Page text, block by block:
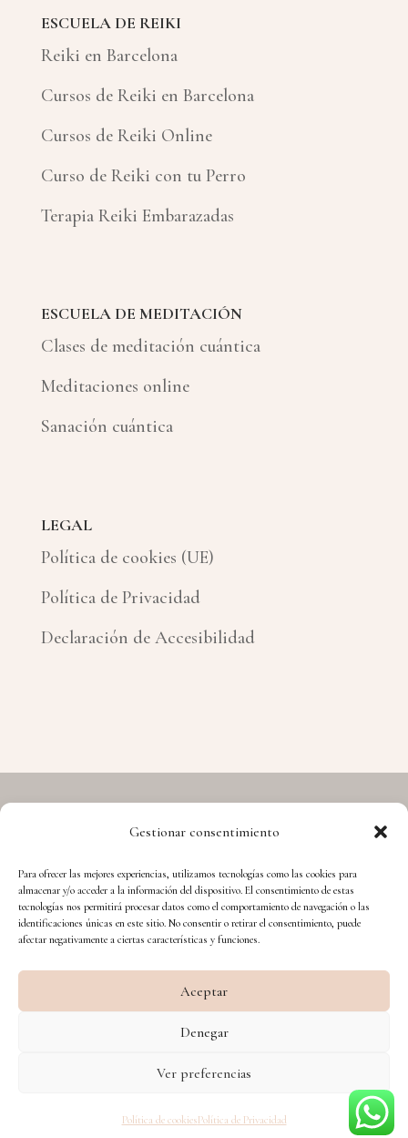
Gestionar consentimiento
Para ofrecer las mejores experiencias, utilizamos tecnologías como las cookies para
almacenar y/o acceder a la información del dispositivo. El consentimiento de estas
tecnologías nos permitirá procesar datos como el comportamiento de navegación o las
identificaciones únicas en este sitio. No consentir o retirar el consentimiento, puede
afectar negativamente a ciertas características y funciones.
Aceptar
Denegar
Ver preferencias
Política de cookiesPolítica de Privacidad
ESCUELA DE REIKI
Reiki en Barcelona
Cursos de Reiki en Barcelona
Cursos de Reiki Online
Curso de Reiki con tu Perro
Terapia Reiki Embarazadas
ESCUELA DE MEDITACIÓN
Clases de meditación cuántica
Meditaciones online
Sanación cuántica
LEGAL
Política de cookies (UE)
Política de Privacidad
Declaración de Accesibilidad
Financiado por la Unión Europea – NextGenerationEU